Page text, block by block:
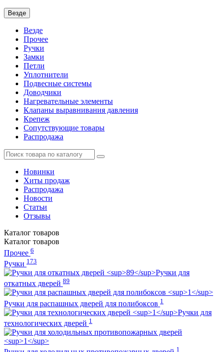
Везде
Везде
Прочее
Ручки
Замки
Петли
Уплотнители
Подвесные системы
Доводчики
Нагревательные элементы
Клапаны выравнивания давления
Крепеж
Сопутствующие товары
Распродажа
Новинки
Хиты продаж
Распродажа
Новости
Статьи
Отзывы
Каталог товаров
Каталог товаров
Прочее 6
Ручки 173
Ручки для
откатных дверей 89
Ручки для распашных дверей для полибоксов 1
Ручки для
технологических дверей 1
1